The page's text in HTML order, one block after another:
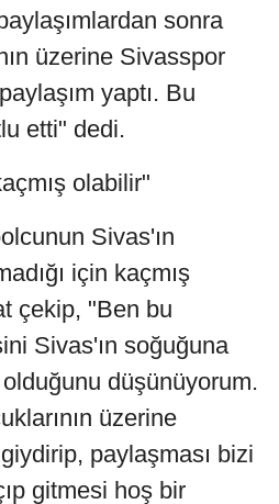
sonra
üzerine Sivasspor
yaptı. Bu
etti" dedi.
olabilir"
Sivas'ın
için kaçmış
çekip, "Ben bu
Sivas'ın soğuğuna
olduğunu düşünüyorum.
üzerine
paylaşması bizi
gitmesi hoş bir